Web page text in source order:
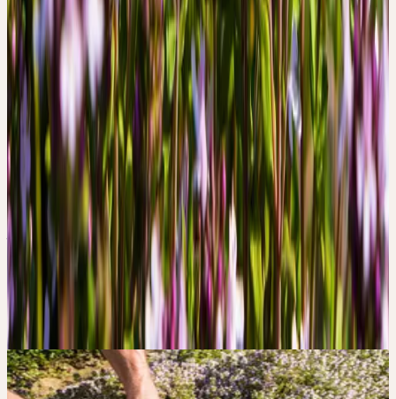
Community Herbal Monograph on Thymus Vulgaris L. and
Thymus Zygis L., Herba. EMA/ HMPC/342332/2013
(2013).
5. Kalbermatten, R. & Kalbermatten, H. Pflanzliche
Urtinkturen. (AT Verlag, Aarau, Schweiz, 2014).
6. Kalbermatten, R. Wesen und Signatur der Heilpflanzen.
(AT Verlag, Aarau, Schweiz, 2016).
Fabrication
PROCÉDÉ CERES AU MORTIER
— DOUX, FROID, COMPLET.
Fraîchement récoltées, triées à la main, broyées à température
ambiante et mûries pendant des années. Pas de chauffage, pas de
pression — toute la force vitale de la plante, préservée.
Les 4 piliers de la qualité
Galerie d'images